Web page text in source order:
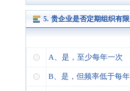
5. 贵企业是否定期组织有
A、是，至少每年一次
B、是，但频率低于每